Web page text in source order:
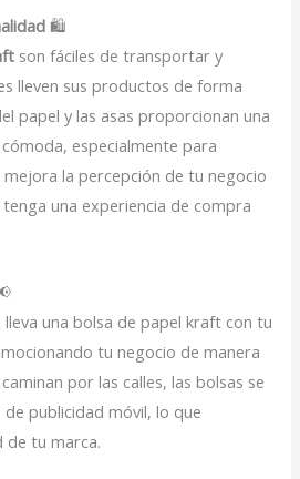
🛍️
son fáciles de transportar y
lleven sus productos de forma
papel y las asas proporcionan una
especialmente para
la percepción de tu negocio
una experiencia de compra
lleva una bolsa de papel kraft con tu
tu negocio de manera
por las calles, las bolsas se
publicidad móvil, lo que
de tu marca.